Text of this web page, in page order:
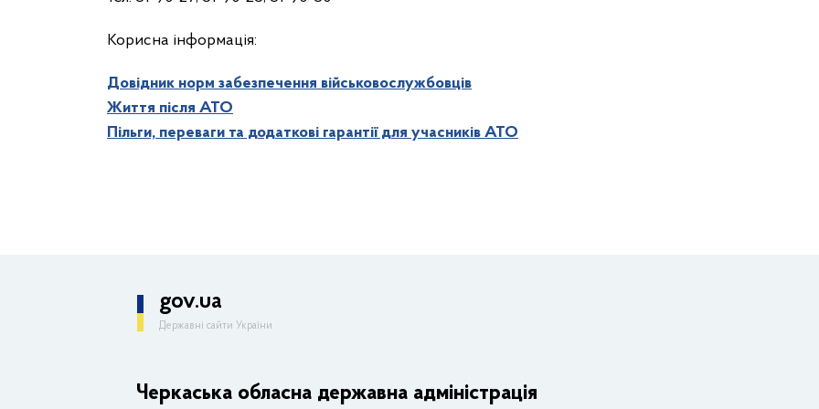
Корисна інформація:
Довідник норм забезпечення військовослужбовців
Життя після АТО
Пільги, переваги та додаткові гарантії для учасників АТО
gov.ua
Державні сайти України
Керівництво адміністрації Структурні підрозділи ОДА
Черкаська обласна державна адміністрація